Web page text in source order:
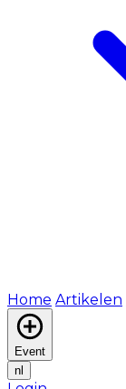
Home Artikelen
Event
nl